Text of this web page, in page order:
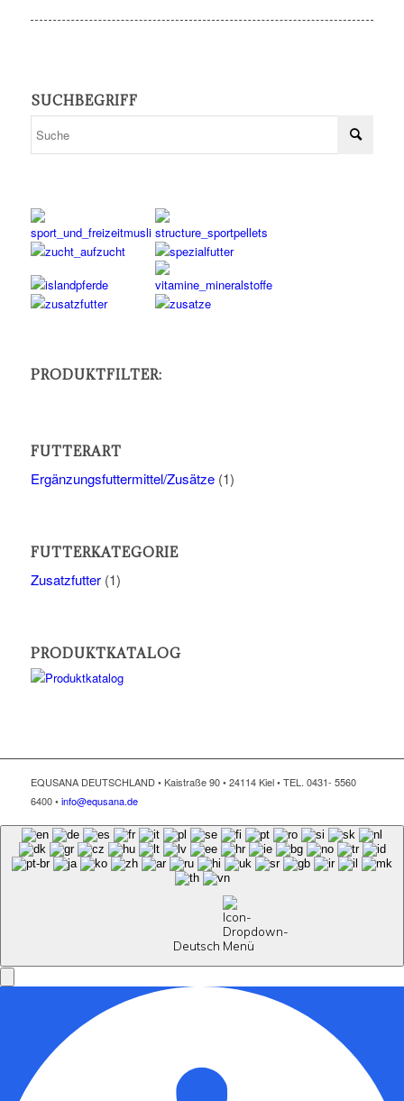
SUCHBEGRIFF
PRODUKTFILTER:
FUTTERART
Ergänzungsfuttermittel/Zusätze (1)
FUTTERKATEGORIE
Zusatzfutter (1)
PRODUKTKATALOG
EQUSANA DEUTSCHLAND • Kaistraße 90 • 24114 Kiel • TEL. 0431- 5560
6400 •info@equsana.de
Deutsch